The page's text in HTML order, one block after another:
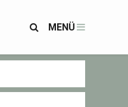
MENÜ